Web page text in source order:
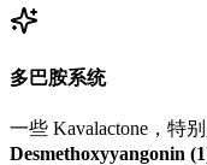
多巴胺系统
一些 Kavalactone，特
Desmethoxyyangonin